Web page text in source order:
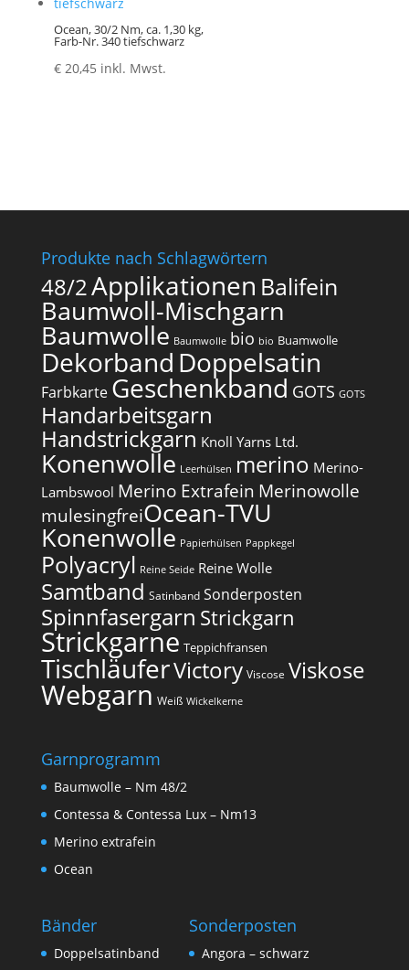
Ocean, 30/2 Nm, ca. 1,30 kg,
Farb-Nr. 340 tiefschwarz
€20,45 inkl. Mwst.
Produkte nach Schlagwörtern
48/2Applikationen Balifein
Baumwoll-Mischgarn
Baumwolle Baumwolle bio bio Buamwolle
Dekorband Doppelsatin
Farbkarte Geschenkband GOTS GOTS
Handarbeitsgarn
Handstrickgarn Knoll Yarns Ltd.
Konenwolle Leerhülsen merino Merino-
Lambswool Merino Extrafein Merinowolle
mulesingfrei​Ocean-TVU
Konenwolle Papierhülsen Pappkegel
Polyacryl Reine Seide Reine Wolle
Samtband Satinband Sonderposten
Spinnfasergarn Strickgarn
Strickgarne Teppichfransen
TischläuferVictory Viscose Viskose
Webgarn Weiß Wickelkerne
Garnprogramm
Baumwolle – Nm 48/2
Contessa & Contessa Lux – Nm13
Merino extrafein
Ocean
Bänder
Doppelsatinband
Sonderposten
Angora – schwarz